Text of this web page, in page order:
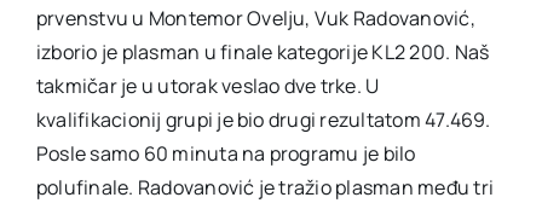
prvenstvu u Montemor Ovelju, Vuk Radovanović,
izborio je plasman u finale kategorije KL2 200. Naš
takmičar je u utorak veslao dve trke. U
kvalifikacionij grupi je bio drugi rezultatom 47.469.
Posle samo 60 minuta na programu je bilo
polufinale. Radovanović je tražio plasman među tri